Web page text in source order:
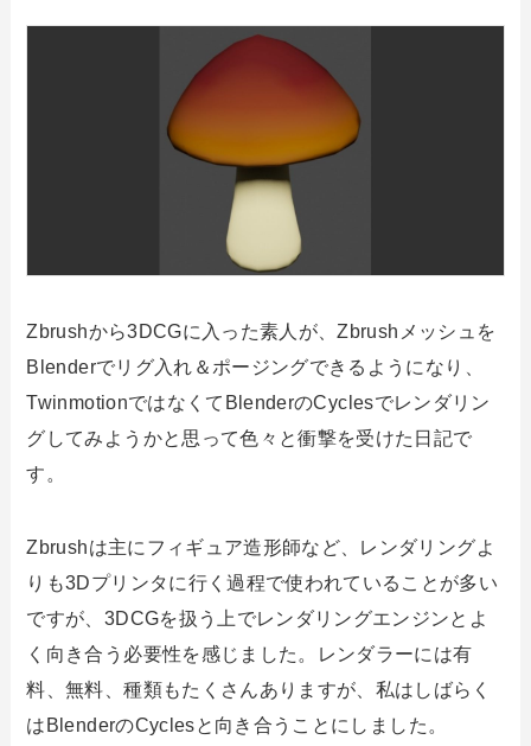
Zbrushから3DCGに入った素人が、Zbrushメッシュを
Blenderでリグ入れ＆ポージングできるようになり、
TwinmotionではなくてBlenderのCyclesでレンダリン
グしてみようかと思って色々と衝撃を受けた日記で
す。
Zbrushは主にフィギュア造形師など、レンダリングよ
りも3Dプリンタに行く過程で使われていることが多い
ですが、3DCGを扱う上でレンダリングエンジンとよ
く向き合う必要性を感じました。レンダラーには有
料、無料、種類もたくさんありますが、私はしばらく
はBlenderのCyclesと向き合うことにしました。